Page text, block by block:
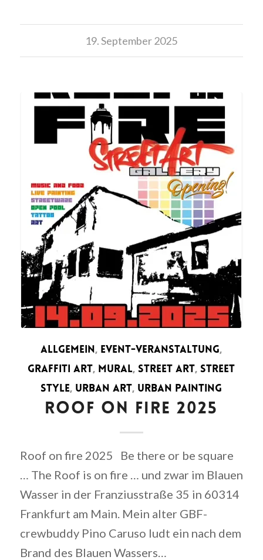
19. September 2025
ALLGEMEIN, EVENT-VERANSTALTUNG,
GRAFFITI ART, MURAL, STREET ART, STREET
STYLE, URBAN ART, URBAN PAINTING
ROOF ON FIRE 2025
Roof on fire 2025 Be there or be square
… The Roof is on fire … und zwar im Blauen
Wasser in der Franziusstraße 35 in 60314
Frankfurt am Main. Mein alter GBF-
crewbuddy Pino Caruso ludt ein nach dem
Brand des Blauen Wassers…